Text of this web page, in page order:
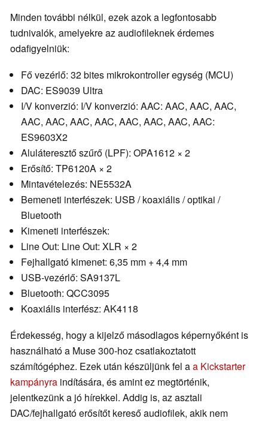
Minden további nélkül, ezek azok a legfontosabb
tudnivalók, amelyekre az audiofileknek érdemes
odafigyelniük:
Fő vezérlő: 32 bites mikrokontroller egység (MCU)
DAC: ES9039 Ultra
I/V konverzió: I/V konverzió: AAC: AAC, AAC, AAC,
AAC, AAC, AAC, AAC, AAC, AAC, AAC, AAC:
ES9603X2
Aluláteresztő szűrő (LPF): OPA1612 × 2
Erősítő: TP6120A × 2
Mintavételezés: NE5532A
Bemeneti interfészek: USB / koaxiális / optikai /
Bluetooth
Kimeneti interfészek:
Line Out: Line Out: XLR × 2
Fejhallgató kimenet: 6,35 mm + 4,4 mm
USB-vezérlő: SA9137L
Bluetooth: QCC3095
Koaxiális interfész: AK4118
Érdekesség, hogy a kijelző másodlagos képernyőként is
használható a Muse 300-hoz csatlakoztatott
számítógéphez. Ezek után készüljünk fel aa Kickstarter
kampányra indítására, és amint ez megtörténik,
jelentkezünk a jó hírekkel. Addig is, az asztali
DAC/fejhallgató erősítőt kereső audiofilek, akik nem